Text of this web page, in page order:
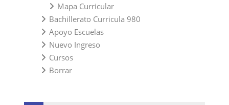
Mapa Curricular
Bachillerato Curricula 980
Apoyo Escuelas
Nuevo Ingreso
Cursos
Borrar